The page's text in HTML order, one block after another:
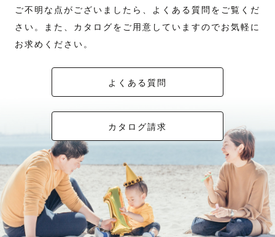
ご不明な点がございましたら、よくある質問をご覧くだ
さい。また、カタログをご用意していますのでお気軽に
お求めください。
よくある質問
カタログ請求